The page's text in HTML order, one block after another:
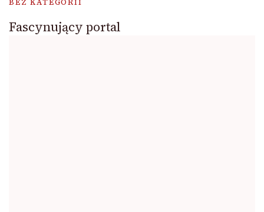
BEZ KATEGORII
Fascynujący portal